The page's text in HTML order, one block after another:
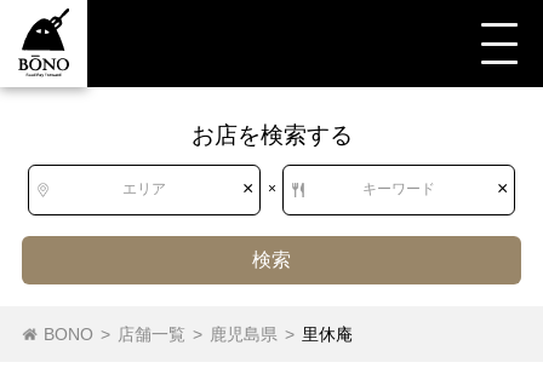
お店を検索する
エリア × × キーワード ×
検索
BONO > 店舗一覧 > 鹿児島県 > 里休庵